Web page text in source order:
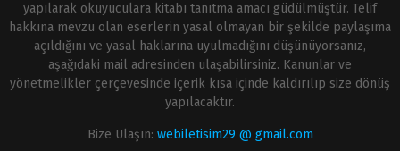
yapılarak okuyuculara kitabı tanıtma amacı güdülmüştür. Telif
hakkına mevzu olan eserlerin yasal olmayan bir şekilde paylaşıma
açıldığını ve yasal haklarına uyulmadığını düşünüyorsanız,
aşağıdaki mail adresinden ulaşabilirsiniz. Kanunlar ve
yönetmelikler çerçevesinde içerik kısa içinde kaldırılıp size dönüş
yapılacaktır.
Bize Ulaşın: webiletisim29 @ gmail.com